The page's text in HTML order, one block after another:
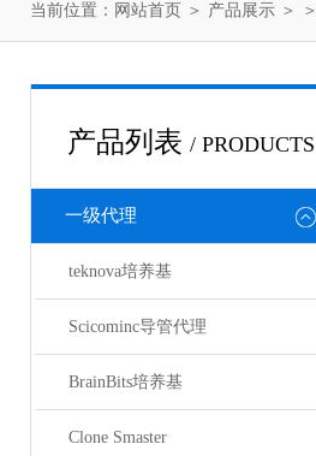
当前位置： 网站首页 ＞ 产品展示 ＞ ＞
产品列表 / PRODUCTS
一级代理
teknova培养基
Scicominc导管代理
BrainBits培养基
Clone Smaster